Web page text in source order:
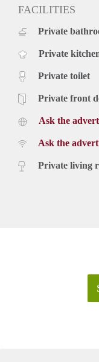
FACILITIES
Private
Private
Private toilet
Private front
Ask the
Ask the
Private living